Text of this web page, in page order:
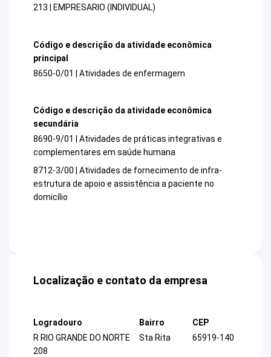
213 | EMPRESARIO (INDIVIDUAL)
Código e descrição da atividade econômica
principal
8650-0/01 | Atividades de enfermagem
Código e descrição da atividade econômica
secundária
8690-9/01 | Atividades de práticas integrativas e
complementares em saúde humana
8712-3/00 | Atividades de fornecimento de infra-
estrutura de apoio e assistência a paciente no
domicílio
Localização e contato da empresa
Logradouro
R RIO GRANDE DO NORTE
208
Bairro
Sta Rita
CEP
65919-140